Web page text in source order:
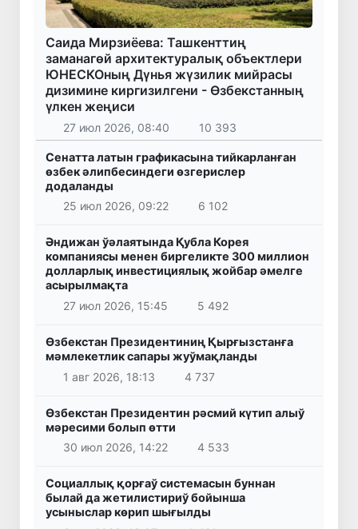
Саида Мирзиёева: Ташкенттиң
заманагөй архитектуралық объектлери
ЮНЕСКОның Дүнья жүзилик мийрасы
дизимине киргизилгени - Өзбекстанның
үлкен жеңиси
27 июл 2026, 08:40 10 393
Сенатта латын графикасына тийкарланған
өзбек әлипбесиндеги өзгерислер
додаланды
25 июл 2026, 09:22
6 102
Әндижан ўәлаятында Қубла Корея
компаниясы менен биргеликте 300 миллион
долларлық инвестициялық жойбар әмелге
асырылмақта
27 июл 2026, 15:45
5 492
Өзбекстан Президентиниң Қырғызстанға
мәмлекетлик сапары жуўмақланды
1 авг 2026, 18:13
4 737
Өзбекстан Президентин рәсмий күтип алыў
мәресими болып өтти
30 июл 2026, 14:22
4 533
Социаллық қорғаў системасын буннан
былай да жетилистириў бойынша
усыныслар көрип шығылды